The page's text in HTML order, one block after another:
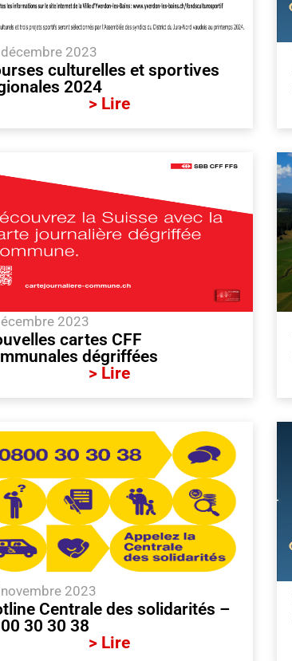
2023
culturelles et sportives
2024
> Lire
2023
cartes CFF
dégriffées
> Lire
2023
Centrale des solidarités –
30 30 38
> Lire